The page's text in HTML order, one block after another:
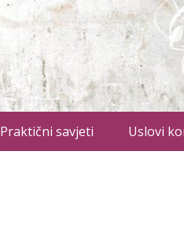
Praktični savjeti Uslovi